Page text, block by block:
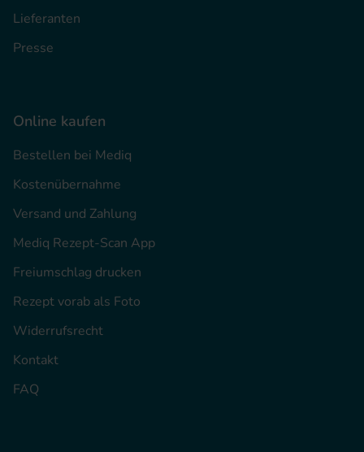
Lieferanten
Presse
Online kaufen
Bestellen bei Mediq
Kostenübernahme
Versand und Zahlung
Mediq Rezept-Scan App
Freiumschlag drucken
Rezept vorab als Foto
Widerrufsrecht
Kontakt
FAQ